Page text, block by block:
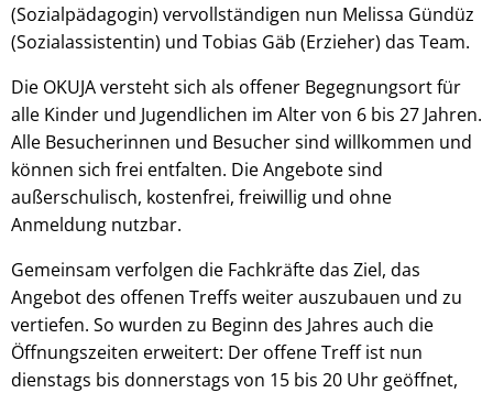
(Sozialpädagogin) vervollständigen nun Melissa Gündüz
(Sozialassistentin) und Tobias Gäb (Erzieher) das Team.
Die OKUJA versteht sich als offener Begegnungsort für
alle Kinder und Jugendlichen im Alter von 6 bis 27 Jahren.
Alle Besucherinnen und Besucher sind willkommen und
können sich frei entfalten. Die Angebote sind
außerschulisch, kostenfrei, freiwillig und ohne
Anmeldung nutzbar.
Gemeinsam verfolgen die Fachkräfte das Ziel, das
Angebot des offenen Treffs weiter auszubauen und zu
vertiefen. So wurden zu Beginn des Jahres auch die
Öffnungszeiten erweitert: Der offene Treff ist nun
dienstags bis donnerstags von 15 bis 20 Uhr geöffnet,